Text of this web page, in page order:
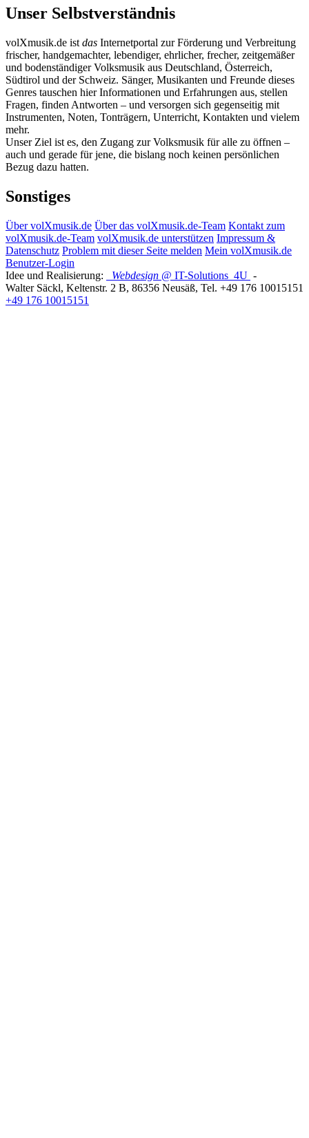
Unser Selbstverständnis
volXmusik.de ist das Internetportal zur Förderung und Verbreitung
frischer, handgemachter, lebendiger, ehrlicher, frecher, zeitgemäßer
und bodenständiger Volksmusik aus Deutschland, Österreich,
Südtirol und der Schweiz. Sänger, Musikanten und Freunde dieses
Genres tauschen hier Informationen und Erfahrungen aus, stellen
Fragen, finden Antworten – und versorgen sich gegenseitig mit
Instrumenten, Noten, Tonträgern, Unterricht, Kontakten und vielem
mehr.
Unser Ziel ist es, den Zugang zur Volksmusik für alle zu öffnen –
auch und gerade für jene, die bislang noch keinen persönlichen
Bezug dazu hatten.
Sonstiges
Über volXmusik.de Über das volXmusik.de-Team Kontakt zum
volXmusik.de-Team volXmusik.de unterstützen Impressum &
Datenschutz Problem mit dieser Seite melden Mein volXmusik.de
Benutzer-Login
Idee und Realisierung:
Webdesign @ IT-Solutions 4U -
Walter Säckl, Keltenstr. 2 B, 86356 Neusäß, Tel. +49 176 10015151
+49 176 10015151